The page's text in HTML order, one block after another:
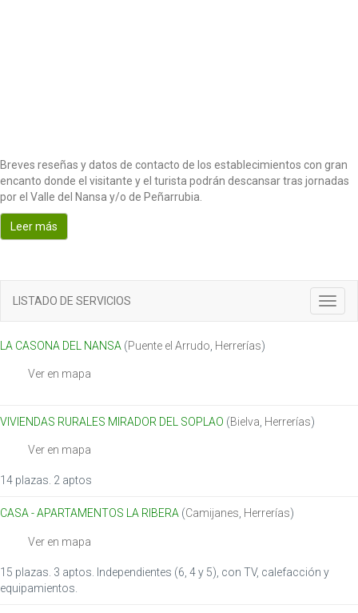
Breves reseñas y datos de contacto de los establecimientos con gran
encanto donde el visitante y el turista podrán descansar tras jornadas
por el Valle del Nansa y/o de Peñarrubia.
Leer más
T
o
LISTADO DE SERVICIOS
LA CASONA DEL NANSA (Puente el Arrudo Herrerías)
Ver en mapa
VIVIENDAS RURALES MIRADOR DEL SOPLAO (Bielva Herrerías)
Ver en mapa
14 plazas. 2 aptos
CASA - APARTAMENTOS LA RIBERA (Camijanes, Herrerías)
Ver en mapa
15 plazas. 3 aptos. Independientes (6, 4 y 5), con TV, calefacción y
equipamientos.